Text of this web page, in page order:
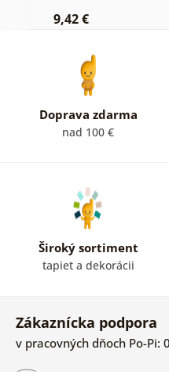
9,42 €
Doprava zdarma
nad 100 €
Široký sortiment
tapiet a dekorácii
Zákaznícka podpora
v pracovných dňoch Po-Pi: